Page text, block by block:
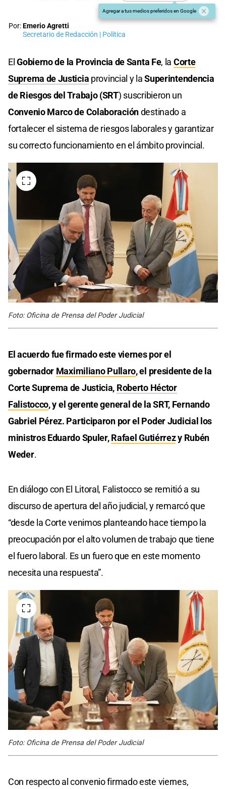
Agregar a tus medios preferidos en Google
Por:Emerio Agretti
Secretario de Redacción | Política
ElGobierno de la Provincia de Santa Fe, la Corte
Suprema de Justicia provincial y laSuperintendencia
de Riesgos del Trabajo (SRT) suscribieron un
Convenio Marco de Colaboracióndestinado a
fortalecer el sistema de riesgos laborales y garantizar
su correcto funcionamiento en el ámbito provincial.
Foto: Oficina de Prensa del Poder Judicial
El acuerdo fue firmado este viernes por el
gobernador Maximiliano Pullaro, el presidente de la
Corte Suprema de Justicia, Roberto Héctor
Falistocco, y el gerente general de la SRT, Fernando
Gabriel Pérez. Participaron por el Poder Judicial los
ministros Eduardo Spuler,Rafael Gutiérrezy Rubén
Weder.
En diálogo con El Litoral, Falistocco se remitió a su
discurso de apertura del año judicial, y remarcó que
“desde la Corte venimos planteando hace tiempo la
preocupación por el alto volumen de trabajo que tiene
el fuero laboral. Es un fuero que en este momento
necesita una respuesta”.
Foto: Oficina de Prensa del Poder Judicial
Con respecto al convenio firmado este viernes,